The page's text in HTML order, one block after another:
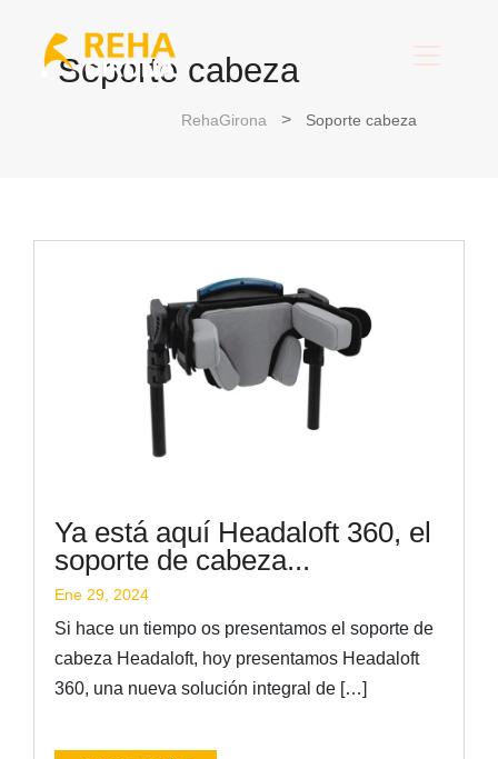
Soporte cabeza
RehaGirona Soporte cabeza
Ya está aquí Headaloft 360, el
soporte de cabeza...
Ene 29, 2024
Si hace un tiempo os presentamos el soporte de
cabeza Headaloft, hoy presentamos Headaloft
360, una nueva solución integral de […]